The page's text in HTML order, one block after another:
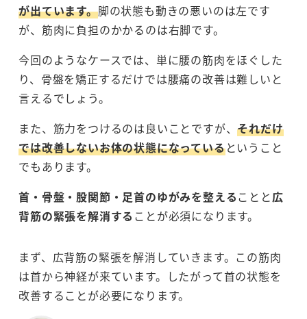
が出ています。脚の状態も動きの悪いのは左です
が、筋肉に負担のかかるのは右脚です。
今回のようなケースでは、単に腰の筋肉をほぐした
り、骨盤を矯正するだけでは腰痛の改善は難しいと
言えるでしょう。
また、筋力をつけるのは良いことですが、それだけ
では改善しないお体の状態になっているということ
でもあります。
首・骨盤・股関節・足首のゆがみを整えることと 広
背筋の緊張を解消する ことが必須になります。
まず、広背筋の緊張を解消していきます。この筋肉
は首から神経が来ています。したがって首の状態を
改善することが必要になります。